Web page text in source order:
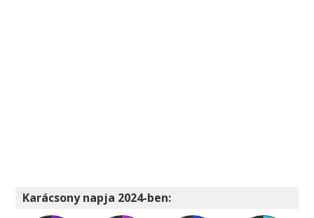
Karácsony napja 2024-ben: